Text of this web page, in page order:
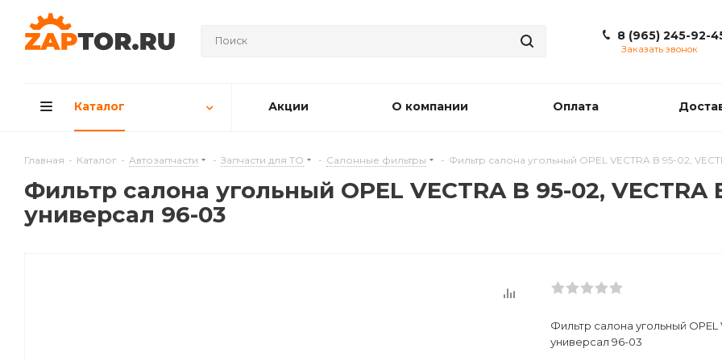
8 (965) 245-92-
Заказать звонок
Каталог Акции О компании Оплата
Главная - Каталог - Автозапчасти - Запчасти для ТО - Салонные фильтры - Фильтр салона угольный OPEL VECTRA B 95-02,
Фильтр салона угольный OPEL VECTRA B 95-02, VECTRA
универсал 96-03
Фильтр салона угольный OPEL
универсал 96-03